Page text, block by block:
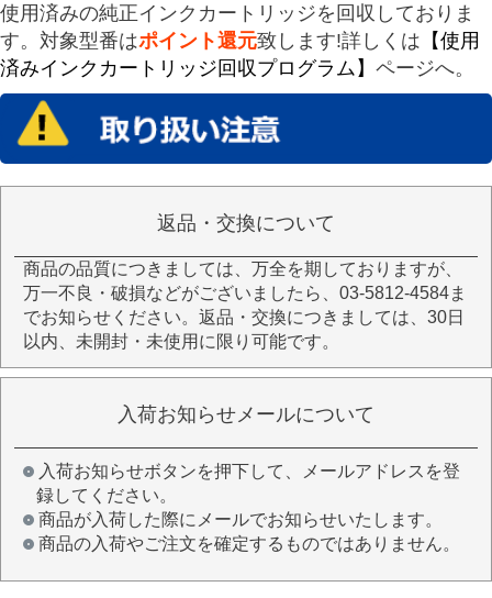
使用済みの純正インクカートリッジを回収しておりま
す。対象型番はポイント還元致します!詳しくは 【使用
済みインクカートリッジ回収プログラム】 ページへ。
返品・交換について
商品の品質につきましては、万全を期しておりますが、
万一不良・破損などがございましたら、03-5812-4584ま
でお知らせください。返品・交換につきましては、30日
以内、未開封・未使用に限り可能です。
入荷お知らせメールについて
入荷お知らせボタンを押下して、メールアドレスを登
録してください。
商品が入荷した際にメールでお知らせいたします。
商品の入荷やご注文を確定するものではありません。